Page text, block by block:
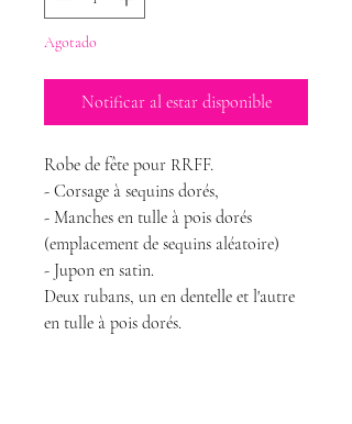
Agotado
Notificar al estar disponible
Robe de fête pour RRFF.
- Corsage à sequins dorés,
- Manches en tulle à pois dorés
(emplacement de sequins aléatoire)
- Jupon en satin.
Deux rubans, un en dentelle et l'autre
en tulle à pois dorés.